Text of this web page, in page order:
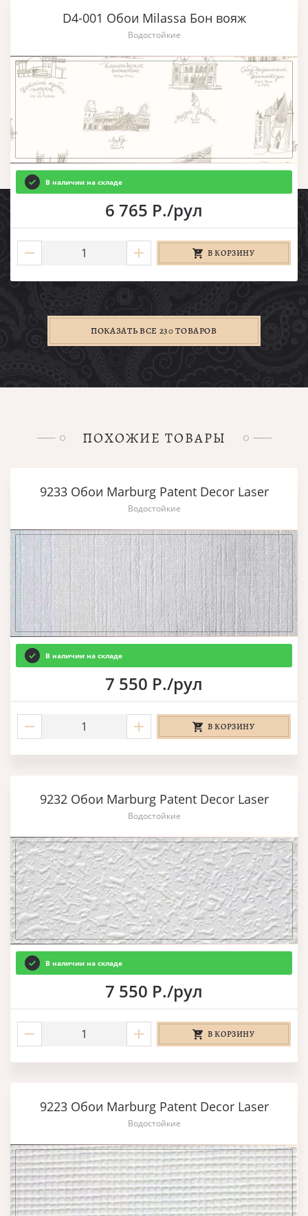
D4-001 Обои Milassa Бон вояж
Водостойкие
В наличии на складе
6 765 Р./рул
В КОРЗИНУ
ПОКАЗАТЬ ВСЕ 230 ТОВАРОВ
ПОХОЖИЕ ТОВАРЫ
9233 Обои Marburg Patent Decor Laser
Водостойкие
В наличии на складе
7 550 Р./рул
В КОРЗИНУ
9232 Обои Marburg Patent Decor Laser
Водостойкие
В наличии на складе
7 550 Р./рул
В КОРЗИНУ
9223 Обои Marburg Patent Decor Laser
Водостойкие